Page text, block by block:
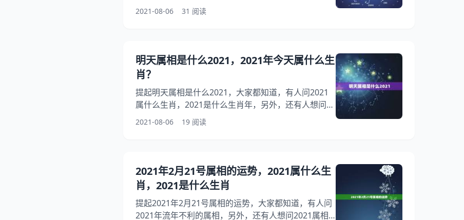
月4日出生属什么，你知道这是怎么回事？其实2021年2
月4号这一天属于什么生肖？下面就一起来看看年是什
31日。 是牛年，此年出生的人为属牛；十二地支为：
丑；合称丑牛。
2021-08-06 31 阅读
明天属相是什么2021，2021年今天属什么生
肖？
提起明天属相是什么2021，大家都知道，有人问2021
属什么生肖，2021是什么生肖年，另外，还有人想问
2021年今天属什么生肖？你知道这是怎么回事？其实
2021年是什么生肖年？下面就一起来看看年今天属什么
过后属生肖牛 属什么生肖，是什么生肖年 年是牛年，
即辛丑年。 是牛年，此年出生的人为属牛
2021-08-06 19 阅读
2021年2月21号属相的运势，2021属什么生
肖，2021是什么生肖
提起2021年2月21号属相的运势，大家都知道，有人问
2021年流年不利的属相，另外，还有人想问2021属相